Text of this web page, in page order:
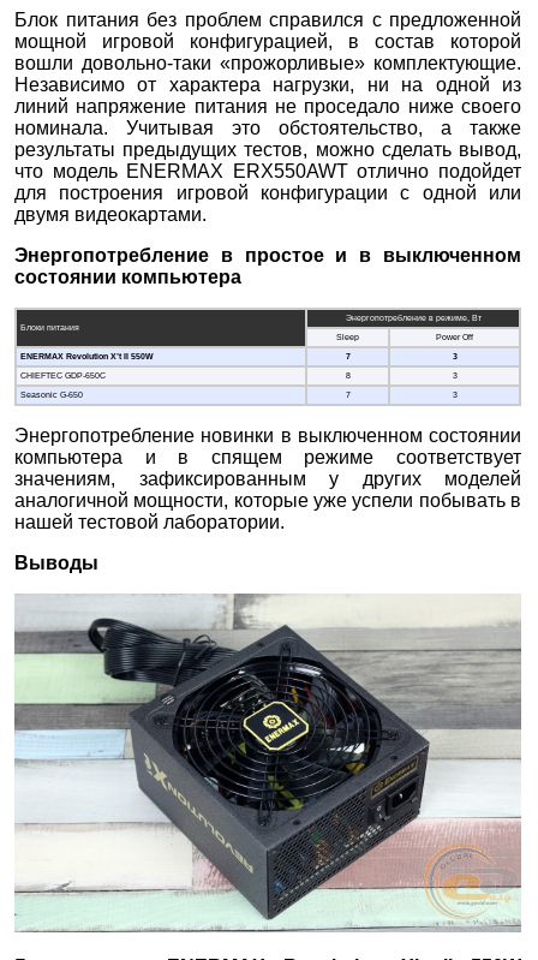
Блок питания без проблем справился с предложенной
мощной игровой конфигурацией, в состав которой
вошли довольно-таки «прожорливые» комплектующие.
Независимо от характера нагрузки, ни на одной из
линий напряжение питания не проседало ниже своего
номинала. Учитывая это обстоятельство, а также
результаты предыдущих тестов, можно сделать вывод,
что модель ENERMAX ERX550AWT отлично подойдет
для построения игровой конфигурации с одной или
двумя видеокартами.
Энергопотребление в простое и в выключенном
состоянии компьютера
Блоки питания
Энергопотребление в режиме, Вт
Sleep
Power Off
ENERMAX Revolution X’t II 550W
7
3
CHIEFTEC GDP-650C
8
3
Seasonic G-650
7 3
Энергопотребление новинки в выключенном состоянии
компьютера и в спящем режиме соответствует
значениям, зафиксированным у других моделей
аналогичной мощности, которые уже успели побывать в
нашей тестовой лаборатории.
Выводы